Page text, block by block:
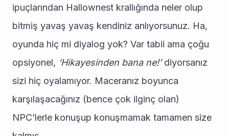
ipuçlarından Hallownest krallığında neler olup
bitmiş yavaş yavaş kendiniz anlıyorsunuz. Ha,
oyunda hiç mi diyalog yok? Var tabii ama çoğu
opsiyonel, ‘Hikayesinden bana ne!’ diyorsanız
sizi hiç oyalamıyor. Maceranız boyunca
karşılaşacağınız (bence çok ilginç olan)
NPC’lerle konuşup konuşmamak tamamen size